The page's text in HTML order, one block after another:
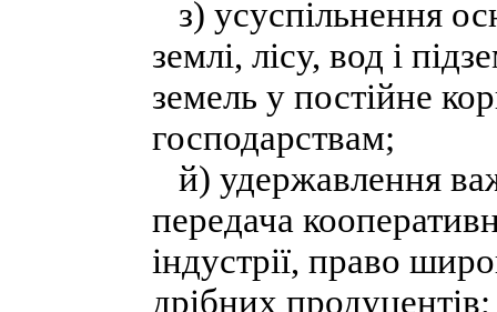
з) усуспільнення
землі, лісу, вод і
земель у постійне
господарствам;
й) удержавлення
передача
індустрії, право
дрібних продуцентів;